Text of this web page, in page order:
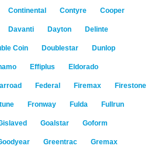
Continental Contyre Cooper
Davanti Dayton Delinte
Coin Doublestar Dunlop
Effiplus Eldorado
Federal Firemax Firestone
Fronway Fulda Fullrun
Goalstar Goform
Greentrac Gremax